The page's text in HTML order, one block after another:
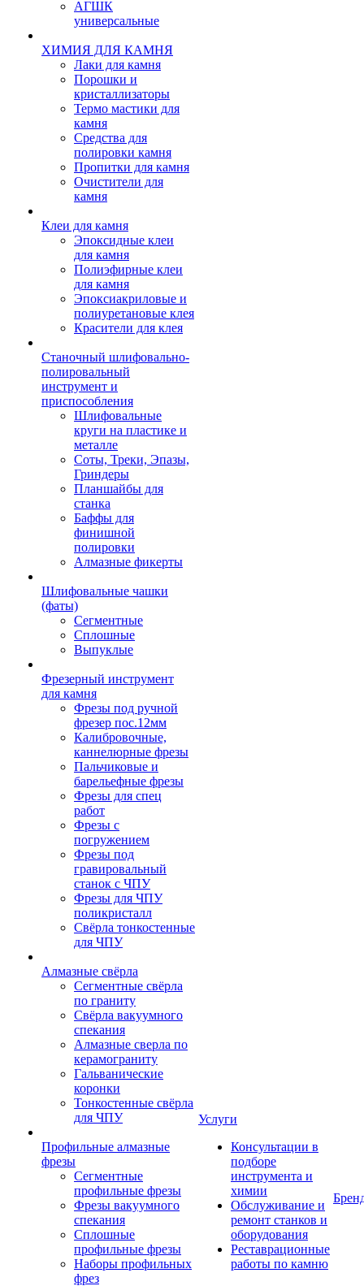
АГШК
универсальные
ХИМИЯ ДЛЯ КАМНЯ
Лаки для камня
Порошки и
кристаллизаторы
Термо мастики для
камня
Средства для
полировки камня
Пропитки для камня
Очистители для
камня
Клеи для камня
Эпоксидные клеи
для камня
Полиэфирные клеи
для камня
Эпоксиакриловые и
полиуретановые клея
Красители для клея
Станочный шлифовально-
полировальный
инструмент и
приспособления
Шлифовальные
круги на пластике и
металле
Соты, Треки, Эпазы,
Гриндеры
Планшайбы для
станка
Баффы для
финишной
полировки
Алмазные фикерты
Шлифовальные чашки
(фаты)
Сегментные
Сплошные
Выпуклые
Фрезерный инструмент
для камня
Фрезы под ручной
фрезер пос.12мм
Калибровочные,
каннелюрные фрезы
Пальчиковые и
барельефные фрезы
Фрезы для спец
работ
Фрезы с
погружением
Фрезы под
гравировальный
станок с ЧПУ
Фрезы для ЧПУ
поликристалл
Свёрла тонкостенные
для ЧПУ
Алмазные свёрла
Сегментные свёрла
по граниту
Свёрла вакуумного
спекания
Алмазные сверла по
керамограниту
Гальванические
коронки
Тонкостенные свёрла
для ЧПУ
Профильные алмазные
фрезы
Сегментные
профильные фрезы
Фрезы вакуумного
спекания
Сплошные
профильные фрезы
Наборы профильных
фрез
Услуги
Консультации в
подборе
инструмента и
химии
Обслуживание и
ремонт станков и
оборудования
Реставрационные
работы по камню